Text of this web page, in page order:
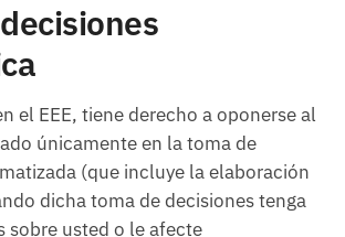
el EEE, tiene derecho a oponerse al
únicamente en la toma de
(que incluye la elaboración
dicha toma de decisiones tenga
sobre usted o le afecte